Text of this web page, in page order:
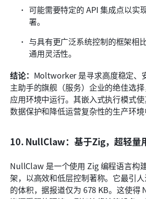
可能需要特定的 API 集成点以实
署。
与具有更广泛系统控制的框架相
通用灵活性。
结论： Moltworker 是寻求高度稳定、
主助手的旗舰（服务）企业的绝佳选
应用环境中运行。其嵌入式执行模式使
数据保护和降低运营复杂性的生产环境
10. NullClaw：基于Zig，超轻量
NullClaw 是一个使用 Zig 编程语言构
架，以高效和低层控制著称。它最引
的体积，据报道仅为 678 KB。这使得